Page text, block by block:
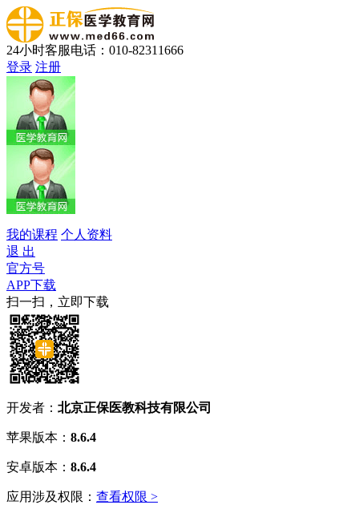
24小时客服电话：010-82311666
登录 注册
我的课程 个人资料
退 出
官方号
APP下载
扫一扫，立即下载
开发者： 北京正保医教科技有限公司
苹果版本： 8.6.4
安卓版本： 8.6.4
应用涉及权限： 查看权限 >